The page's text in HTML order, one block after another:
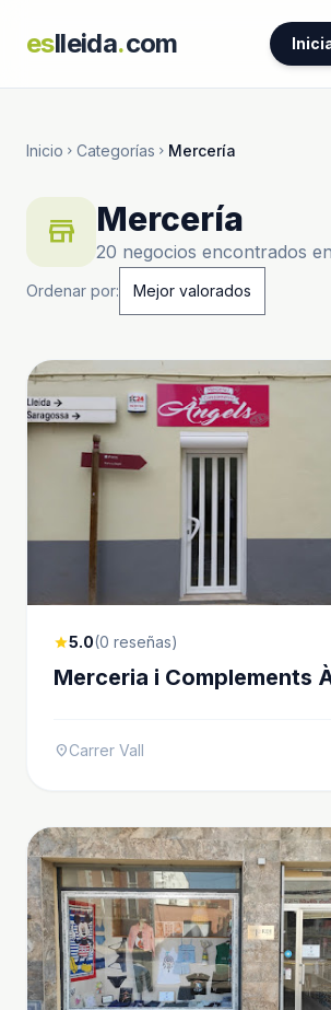
eslleida.com
Inicio chevron_right Categorías chevron_right Mercería
store Mercería
20 negocios encontrados
Ordenar por:
star5.0(0 reseñas)
Merceria i Complements
location_onCarrer Vall